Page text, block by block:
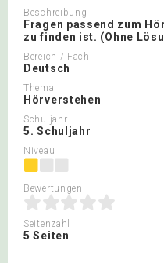
Beschreibung
Fragen passend zum
zu finden ist. (Ohne
Bereich / Fach
Deutsch
Thema
Hörverstehen
Schuljahr
5. Schuljahr
Niveau
Bewertungen
Seitenzahl
5 Seiten